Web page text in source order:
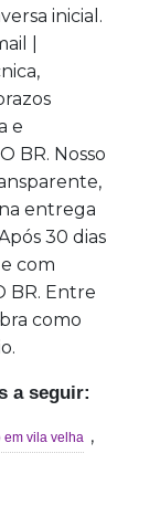
inicial.
|
e
BR. Nosso
entrega
30 dias
com
BR. Entre
como
a seguir:
em vila velha ,